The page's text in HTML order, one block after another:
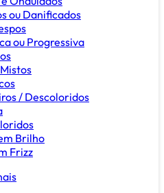
ou Danificados
ou Progressiva
/ Descoloridos
Brilho
Frizz